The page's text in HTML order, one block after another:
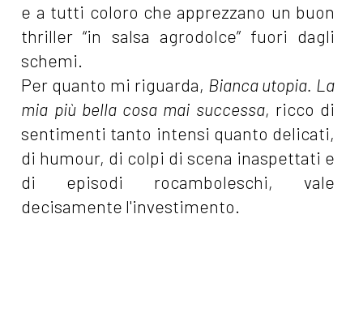
e a tutti coloro che apprezzano un buon
thriller “in salsa agrodolce” fuori dagli
schemi.
Per quanto mi riguarda, Bianca utopia. La
mia più bella cosa mai successa, ricco di
sentimenti tanto intensi quanto delicati,
di humour, di colpi di scena inaspettati e
di episodi rocamboleschi, vale
decisamente l'investimento.